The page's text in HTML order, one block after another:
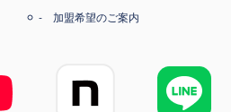
加盟希望のご案内